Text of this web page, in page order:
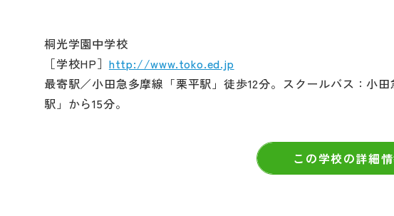
桐光学園中学校
［学校HP］ http://www.toko.ed.jp
最寄駅／小田急多摩線「栗平駅」徒歩12分。スクールバス：小
駅」から15分。
この学校の詳細